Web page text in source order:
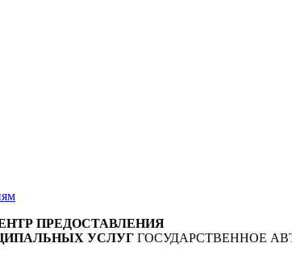
ПРЕДОСТАВЛЕНИЯ
УСЛУГ ГОСУДАРСТВЕННОЕ